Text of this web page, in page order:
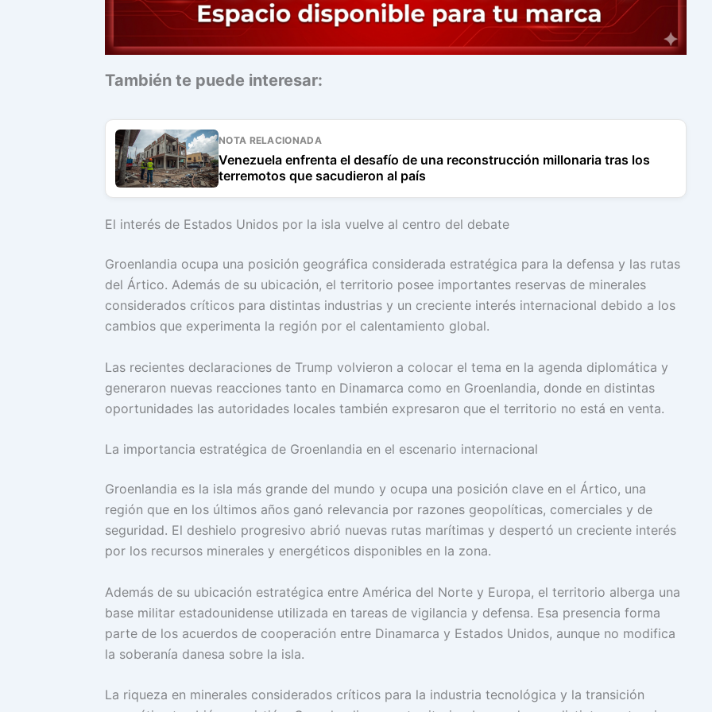
También te puede interesar:
NOTA RELACIONADA
Venezuela enfrenta el desafío de una reconstrucción millonaria tras los
terremotos que sacudieron al país
El interés de Estados Unidos por la isla vuelve al centro del debate
Groenlandia ocupa una posición geográfica considerada estratégica para la defensa y las rutas
del Ártico. Además de su ubicación, el territorio posee importantes reservas de minerales
considerados críticos para distintas industrias y un creciente interés internacional debido a los
cambios que experimenta la región por el calentamiento global.
Las recientes declaraciones de Trump volvieron a colocar el tema en la agenda diplomática y
generaron nuevas reacciones tanto en Dinamarca como en Groenlandia, donde en distintas
oportunidades las autoridades locales también expresaron que el territorio no está en venta.
La importancia estratégica de Groenlandia en el escenario internacional
Groenlandia es la isla más grande del mundo y ocupa una posición clave en el Ártico, una
región que en los últimos años ganó relevancia por razones geopolíticas, comerciales y de
seguridad. El deshielo progresivo abrió nuevas rutas marítimas y despertó un creciente interés
por los recursos minerales y energéticos disponibles en la zona.
Además de su ubicación estratégica entre América del Norte y Europa, el territorio alberga una
base militar estadounidense utilizada en tareas de vigilancia y defensa. Esa presencia forma
parte de los acuerdos de cooperación entre Dinamarca y Estados Unidos, aunque no modifica
la soberanía danesa sobre la isla.
La riqueza en minerales considerados críticos para la industria tecnológica y la transición